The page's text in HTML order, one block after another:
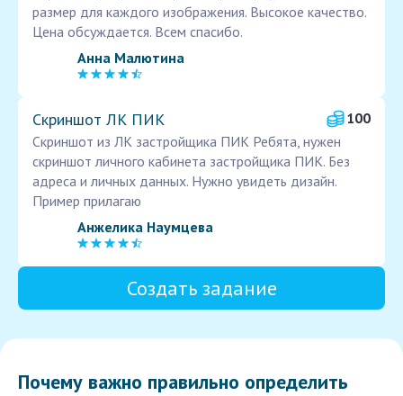
размер для каждого изображения. Высокое качество.
Цена обсуждается. Всем спасибо.
Анна Малютина
Скриншот ЛК ПИК
100
Скриншот из ЛК застройщика ПИК Ребята, нужен
скриншот личного кабинета застройщика ПИК. Без
адреса и личных данных. Нужно увидеть дизайн.
Пример прилагаю
Анжелика Наумцева
Создать задание
Почему важно правильно определить